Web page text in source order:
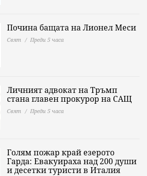
Почина бащата на Лионел Меси
Свят Преди 5 часа
Личният адвокат на Тръмп
стана главен прокурор на САЩ
Свят Преди 5 часа
Голям пожар край езерото
Гарда: Евакуираха над 200 души
и десетки туристи в Италия